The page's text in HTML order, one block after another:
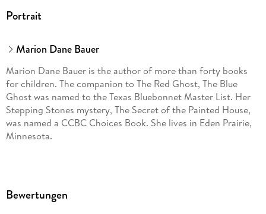
Portrait
Marion Dane Bauer
Marion Dane Bauer is the author of more than forty books
for children. The companion to The Red Ghost, The Blue
Ghost was named to the Texas Bluebonnet Master List. Her
Stepping Stones mystery, The Secret of the Painted House,
was named a CCBC Choices Book. She lives in Eden Prairie,
Minnesota.
Bewertungen